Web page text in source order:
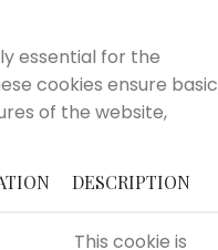
essential for the
cookies ensure basic
of the website,
DESCRIPTION
This cookie is